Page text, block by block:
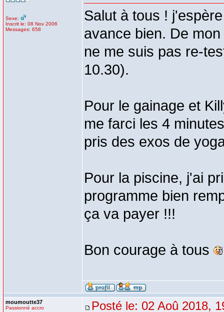
Sexe:
Inscrit le: 08 Nov 2006
Messages: 658
Salut à tous !
avance bien. De
ne me suis pas re-
10.30).
Pour le gainage et
me farci les 4
pris des exos de
Pour la piscine, j'ai
programme bien
ça va payer !!!
Bon courage à tous
moumoutte37
Passionné accro Posté le: 02 Aoû 2018,